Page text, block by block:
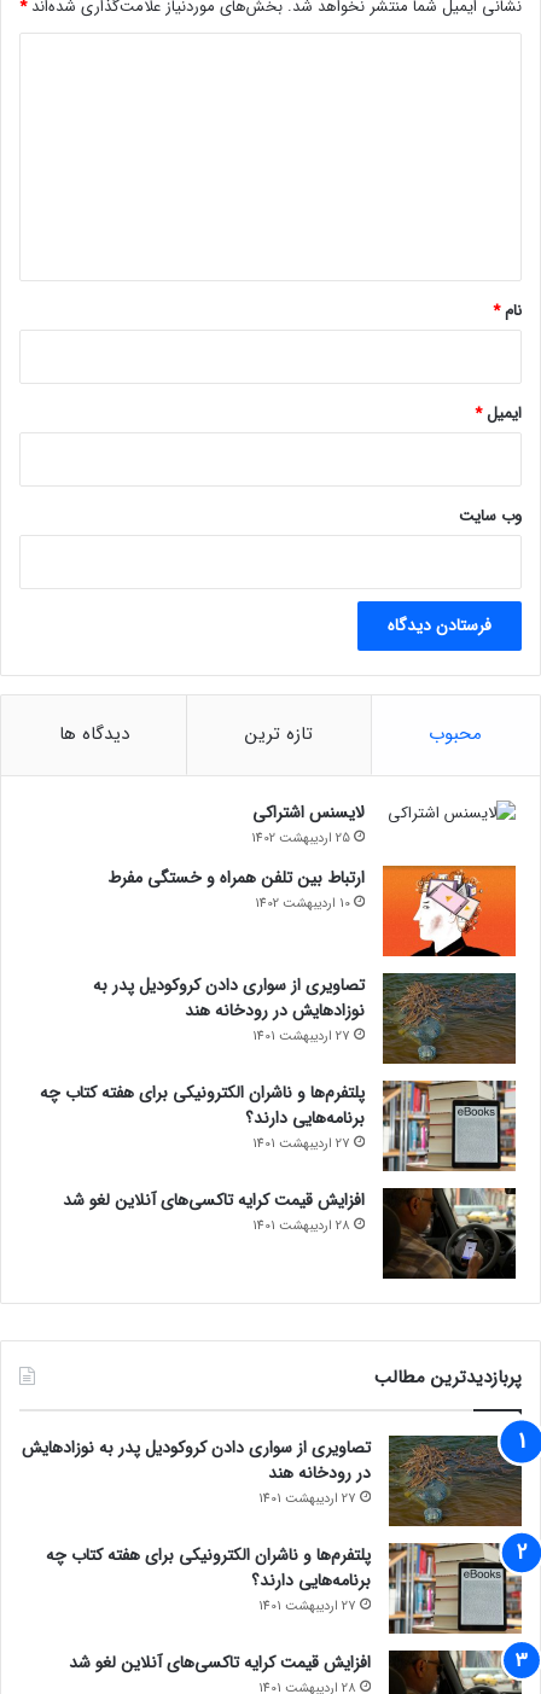
استیمسونی
نشانی ایمیل شما منتشر نخواهد شد. بخش‌های موردنیاز علامت‌گذاری شده‌اند*
نام*
ایمیل*
وب‌ سایت
محبوب تازه ترین دیدگاه ها
لایسنس اشتراکی
25 اردیبهشت 1402
ارتباط بین تلفن همراه و خستگی مفرط
10 اردیبهشت 1402
تصاویری از سواری دادن کروکودیل پدر به
نوزادهایش در رودخانه هند
27 اردیبهشت 1401
پلتفرم‌ها و ناشران الکترونیکی برای هفته کتاب چه
برنامه‌هایی دارند؟
27 اردیبهشت 1401
افزایش قیمت کرایه تاکسی‌های آنلاین لغو شد
28 اردیبهشت 1401
پربازدیدترین مطالب
تصاویری از سواری دادن کروکودیل پدر به نوزادهایش
در رودخانه هند
27 اردیبهشت 1401
پلتفرم‌ها و ناشران الکترونیکی برای هفته کتاب چه
برنامه‌هایی دارند؟
27 اردیبهشت 1401
افزایش قیمت کرایه تاکسی‌های آنلاین لغو شد
28 اردیبهشت 1401